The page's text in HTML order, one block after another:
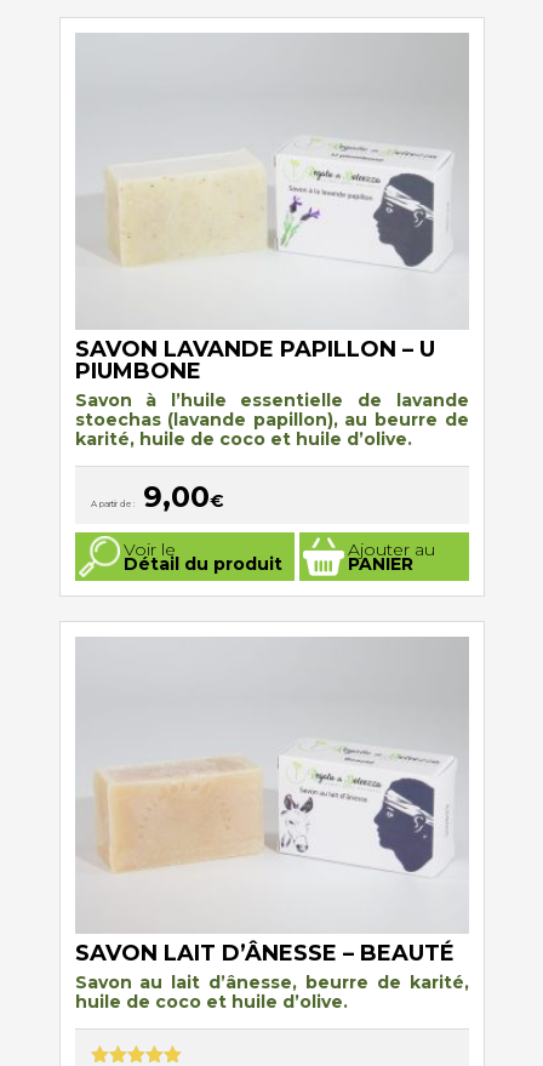
SAVON LAVANDE PAPILLON – U
PIUMBONE
Savon à l’huile essentielle de lavande
stoechas (lavande papillon), au beurre de
karité, huile de coco et huile d’olive.
A partir de : 9,00€
Voir le
Détail du produit
Ajouter au
PANIER
Ce
produit
a
plusieurs
Les
options
produit
SAVON LAIT D’ÂNESSE – BEAUTÉ
Savon au lait d’ânesse, beurre de karité,
huile de coco et huile d’olive.